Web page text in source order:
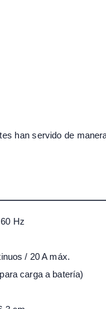
han servido de
Hz
/ 20 A máx.
carga a batería)